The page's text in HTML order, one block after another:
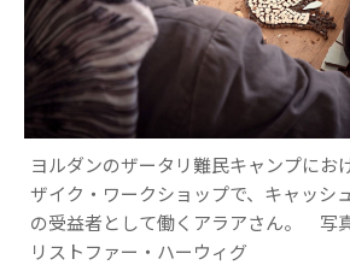
ヨルダンのザータリ難民キャンプにお
ザイク・ワークショップで、キャッシ
の受益者として働くアラアさん。 写
リストファー・ハーウィグ